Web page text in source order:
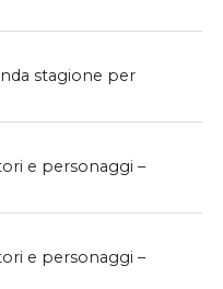
stagione per
e personaggi –
e personaggi –